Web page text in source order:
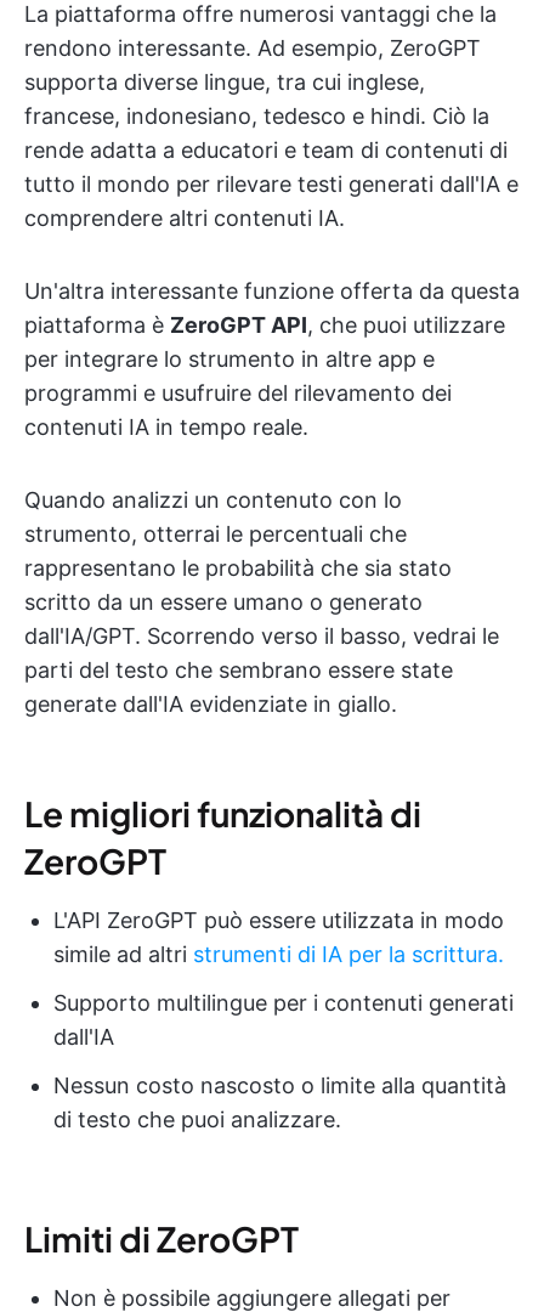
La piattaforma offre numerosi vantaggi che la
rendono interessante. Ad esempio, ZeroGPT
supporta diverse lingue, tra cui inglese,
francese, indonesiano, tedesco e hindi. Ciò la
rende adatta a educatori e team di contenuti di
tutto il mondo per rilevare testi generati dall'IA e
comprendere altri contenuti IA.
Un'altra interessante funzione offerta da questa
piattaforma è ZeroGPT API, che puoi utilizzare
per integrare lo strumento in altre app e
programmi e usufruire del rilevamento dei
contenuti IA in tempo reale.
Quando analizzi un contenuto con lo
strumento, otterrai le percentuali che
rappresentano le probabilità che sia stato
scritto da un essere umano o generato
dall'IA/GPT. Scorrendo verso il basso, vedrai le
parti del testo che sembrano essere state
generate dall'IA evidenziate in giallo.
Le migliori funzionalità di
ZeroGPT
L'API ZeroGPT può essere utilizzata in modo
simile ad altri strumenti di IA per la scrittura.
Supporto multilingue per i contenuti generati
dall'IA
Nessun costo nascosto o limite alla quantità
di testo che puoi analizzare.
Limiti di ZeroGPT
Non è possibile aggiungere allegati per